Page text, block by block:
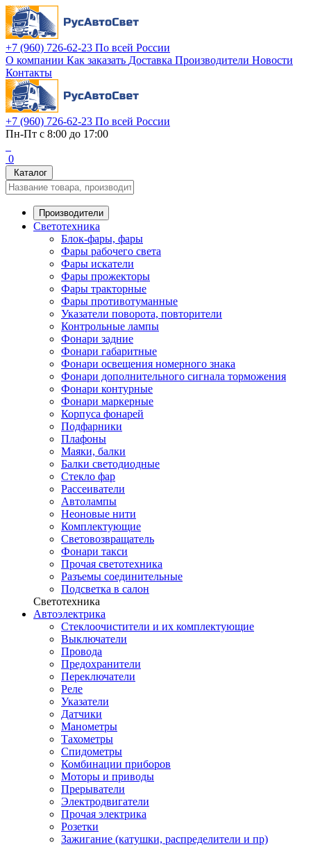
+7 (960) 726-62-23 По всей России
О компании Как заказать Доставка Производители Новости
Контакты
+7 (960) 726-62-23 По всей России
Пн-Пт с 8:00 до 17:00
0
Каталог
Производители
Светотехника
Блок-фары, фары
Фары рабочего света
Фары искатели
Фары прожекторы
Фары тракторные
Фары противотуманные
Указатели поворота, повторители
Контрольные лампы
Фонари задние
Фонари габаритные
Фонари освещения номерного знака
Фонари дополнительного сигнала торможения
Фонари контурные
Фонари маркерные
Корпуса фонарей
Подфарники
Плафоны
Маяки, балки
Балки светодиодные
Стекло фар
Рассеиватели
Автолампы
Неоновые нити
Комплектующие
Световозвращатель
Фонари такси
Прочая светотехника
Разъемы соединительные
Подсветка в салон
Светотехника
Автоэлектрика
Стеклоочистители и их комплектующие
Выключатели
Провода
Предохранители
Переключатели
Реле
Указатели
Датчики
Манометры
Тахометры
Спидометры
Комбинации приборов
Моторы и приводы
Прерыватели
Электродвигатели
Прочая электрика
Розетки
Зажигание (катушки, распределители и пр)